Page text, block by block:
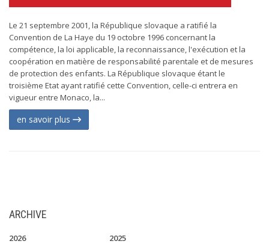
Le 21 septembre 2001, la République slovaque a ratifié la
Convention de La Haye du 19 octobre 1996 concernant la
compétence, la loi applicable, la reconnaissance, l'exécution et la
coopération en matière de responsabilité parentale et de mesures
de protection des enfants. La République slovaque étant le
troisième Etat ayant ratifié cette Convention, celle-ci entrera en
vigueur entre Monaco, la...
en savoir plus
ARCHIVE
2026 2025